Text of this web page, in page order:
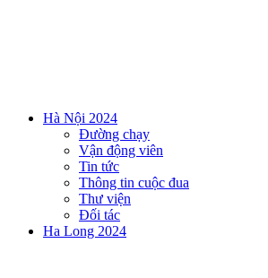
Hà Nội 2024
Đường chạy
Vận động viên
Tin tức
Thông tin cuộc đua
Thư viện
Đối tác
Ha Long 2024